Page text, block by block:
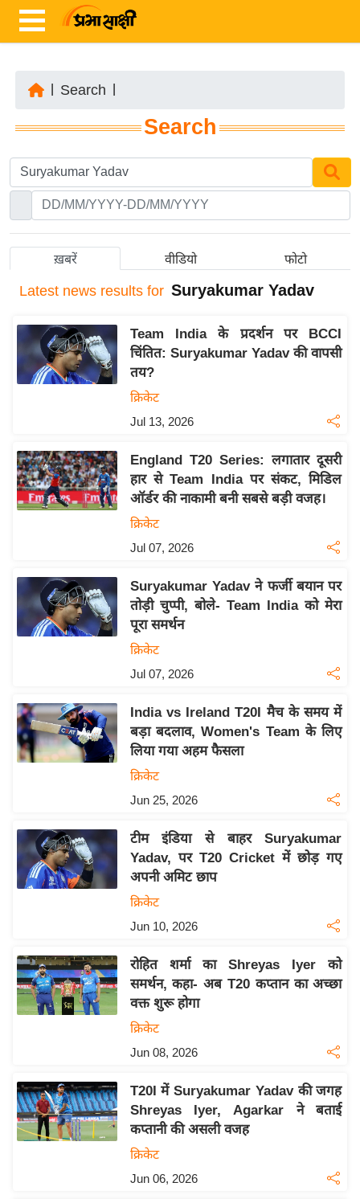
ज़ा
ख
र
ष्ट्री
अं
ष्ट्री
य
स
उ
द्यो
ग
वि
शे
रा
य
ब
ल
क्रि
के
L
2
0
क्रा
इ
म
ई
Search
Search
ख़बरें वीडियो फोटो
Latest news results for Suryakumar Yadav
Team India के प्रदर्शन पर BCCI
चिंतित: Suryakumar Yadav की वापसी
तय?
क्रिकेट
Jul 13, 2026
England T20 Series: लगातार दूसरी
हार से Team India पर संकट, मिडिल
ऑर्डर की नाकामी बनी सबसे बड़ी वजह।
क्रिकेट
Jul 07, 2026
Suryakumar Yadav ने फर्जी बयान पर
तोड़ी चुप्पी, बोले- Team India को मेरा
पूरा समर्थन
क्रिकेट
Jul 07, 2026
India vs Ireland T20I मैच के समय में
बड़ा बदलाव, Women's Team के लिए
लिया गया अहम फैसला
क्रिकेट
Jun 25, 2026
टीम इंडिया से बाहर Suryakumar
Yadav, पर T20 Cricket में छोड़ गए
अपनी अमिट छाप
क्रिकेट
Jun 10, 2026
रोहित शर्मा का Shreyas Iyer को
समर्थन, कहा- अब T20 कप्तान का अच्छा
वक्त शुरू होगा
क्रिकेट
Jun 08, 2026
T20I में Suryakumar Yadav की जगह
Shreyas Iyer, Agarkar ने बताई
कप्तानी की असली वजह
क्रिकेट
Jun 06, 2026